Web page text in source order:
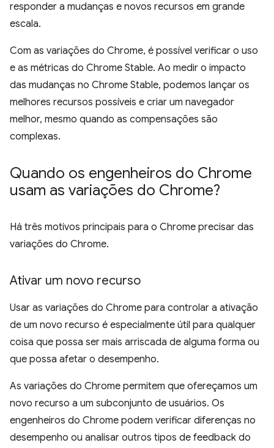
responder a mudanças e novos recursos em grande
escala.
Com as variações do Chrome, é possível verificar o uso
e as métricas do Chrome Stable. Ao medir o impacto
das mudanças no Chrome Stable, podemos lançar os
melhores recursos possíveis e criar um navegador
melhor, mesmo quando as compensações são
complexas.
Quando os engenheiros do Chrome
usam as variações do Chrome?
Há três motivos principais para o Chrome precisar das
variações do Chrome.
Ativar um novo recurso
Usar as variações do Chrome para controlar a ativação
de um novo recurso é especialmente útil para qualquer
coisa que possa ser mais arriscada de alguma forma ou
que possa afetar o desempenho.
As variações do Chrome permitem que ofereçamos um
novo recurso a um subconjunto de usuários. Os
engenheiros do Chrome podem verificar diferenças no
desempenho ou analisar outros tipos de feedback do